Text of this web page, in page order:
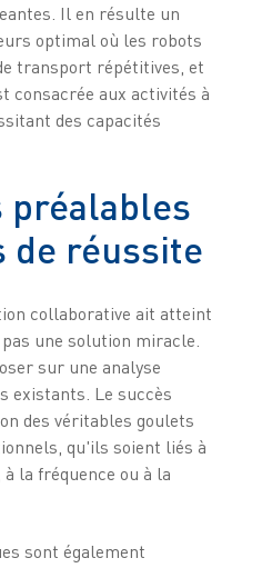
Il en résulte un
optimal où les robots
transport répétitives, et
consacrée aux activités à
des capacités
préalables
de réussite
collaborative ait atteint
une solution miracle.
sur une analyse
existants. Le succès
des véritables goulets
qu'ils soient liés à
la fréquence ou à la
sont également